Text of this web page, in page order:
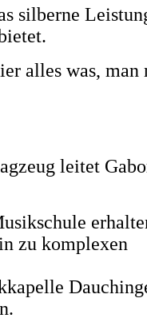
alles was, man
leitet
zu komplexen